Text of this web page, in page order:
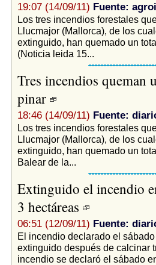
19:07 (14/09/11) Fuente:
Los tres incendios forestales
Llucmajor (Mallorca), de los
extinguido, han quemado un
(Noticia leida 15...
Tres incendios queman
pinar
18:46 (14/09/11) Fuente:
Los tres incendios forestales
Llucmajor (Mallorca), de los
extinguido, han quemado un
Balear de la...
Extinguido el incendio
3 hectáreas
06:51 (12/09/11) Fuente:
El incendio declarado el
extinguido después de calcinar
incendio se declaró el sábado